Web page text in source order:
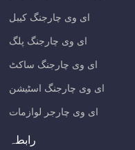
ای وی چارجنگ کیبل
ای وی چارجنگ پلگ
ای وی چارجنگ ساکٹ
ای وی چارجنگ اسٹیشن
ای وی چارجر لوازمات
رابطہ